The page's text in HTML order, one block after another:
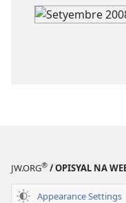
JW.ORG® / OPISYAL NA
Appearance Settings